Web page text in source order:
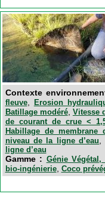
Contexte
fleuve,
Erosion
Batillage modéré, Vitesse
de courant de crue <
Habillage de membrane
niveau de la ligne d’eau
ligne d’eau
Gamme : Génie
bio-ingénierie, Coco